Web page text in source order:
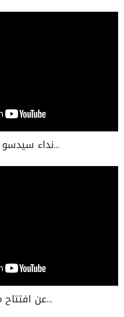
نداء سيدسو من مدرسة اروما لكل...
عن افتتاح مدرسة الفاروق بأروما...